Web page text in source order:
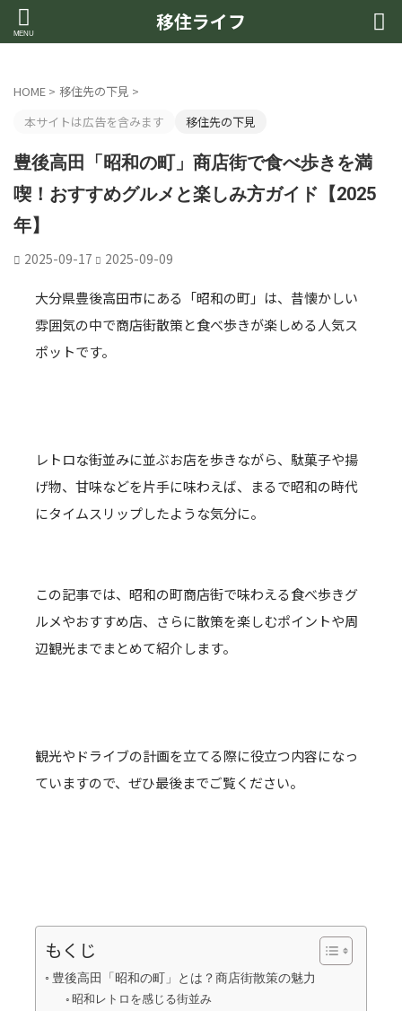
移住ライフ
HOME > 移住先の下見 >
本サイトは広告を含みます
移住先の下見
豊後高田「昭和の町」商店街で食べ歩きを満
喫！おすすめグルメと楽しみ方ガイド【2025
年】
2025-09-17 2025-09-09
大分県豊後高田市にある「昭和の町」は、昔懐かしい
雰囲気の中で商店街散策と食べ歩きが楽しめる人気ス
ポットです。
レトロな街並みに並ぶお店を歩きながら、駄菓子や揚
げ物、甘味などを片手に味わえば、まるで昭和の時代
にタイムスリップしたような気分に。
この記事では、昭和の町商店街で味わえる食べ歩きグ
ルメやおすすめ店、さらに散策を楽しむポイントや周
辺観光までまとめて紹介します。
観光やドライブの計画を立てる際に役立つ内容になっ
ていますので、ぜひ最後までご覧ください。
もくじ
豊後高田「昭和の町」とは？商店街散策の魅力
昭和レトロを感じる街並み